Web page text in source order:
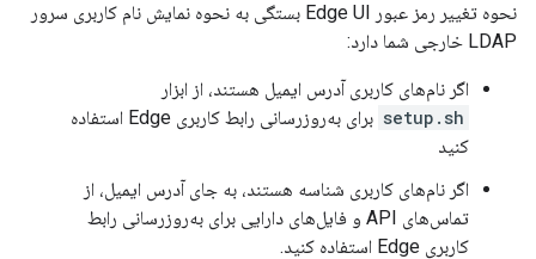
نحوه تغییر رمز عبور Edge UI بستگی به نحوه نمایش نام کاربری سرور
LDAP خارجی شما دارد:
اگر نام‌های کاربری آدرس ایمیل هستند، از ابزار
setup.sh
برای به‌روزرسانی رابط کاربری Edge استفاده
کنید
اگر نام‌های کاربری شناسه هستند، به جای آدرس ایمیل، از
تماس‌های API و فایل‌های دارایی برای به‌روزرسانی رابط
کاربری Edge استفاده کنید.